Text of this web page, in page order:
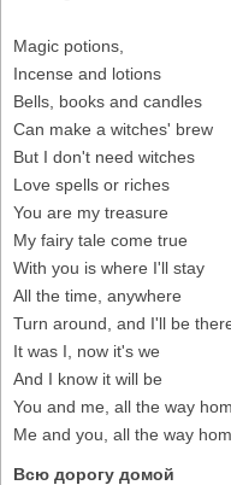
Magic potions,
Incense and lotions
Bells, books and candles
Can make a witches' brew
But I don't need witches
Love spells or riches
You are my treasure
My fairy tale come true
With you is where I'll stay
All the time, anywhere
Turn around, and I'll be
It was I, now it's we
And I know it will be
You and me, all the way
Me and you, all the way
Всю дорогу домой